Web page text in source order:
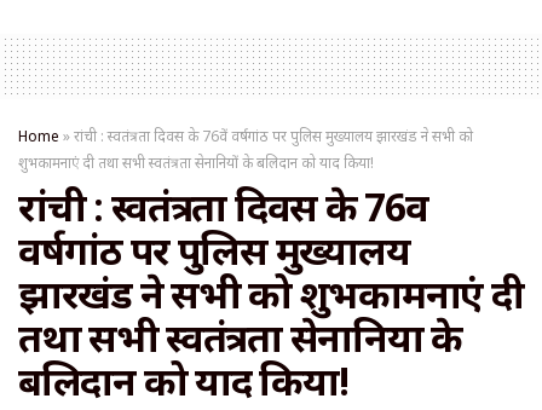
Home »रांची : स्वतंत्रता दिवस के 76वें वर्षगांठ पर पुलिस मुख्यालय झारखंड ने सभी को
शुभकामनाएं दी तथा सभी स्वतंत्रता सेनानियों के बलिदान को याद किया!
रांची : स्वतंत्रता दिवस के 76वें
वर्षगांठ पर पुलिस मुख्यालय
झारखंड ने सभी को शुभकामनाएं दी
तथा सभी स्वतंत्रता सेनानियों के
बलिदान को याद किया!